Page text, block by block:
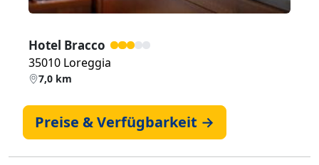
Hotel Bracco
35010 Loreggia
7,0 km
Preise & Verfügbarkeit →